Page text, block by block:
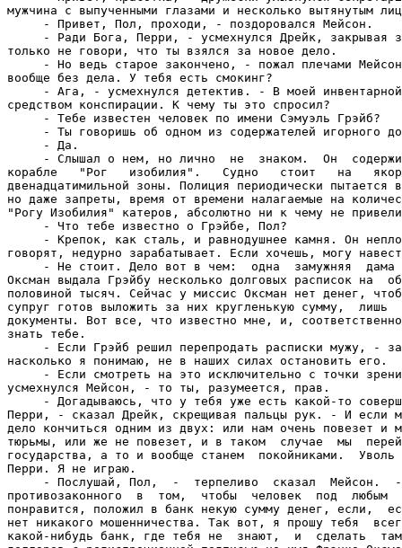
мужчина с выпученными глазами и несколько вытянутым
     - Привет, Пол, проходи, - поздоровался Мейсон.
- Ради Бога, Перри, - усмехнулся Дрейк, закрывая
только не говори, что ты взялся за новое дело.
- Но ведь старое закончено, - пожал плечами
вообще без дела. У тебя есть смокинг?
- Ага, - усмехнулся детектив. - В моей
средством конспирации. К чему ты это спросил?
     - Тебе известен человек по имени Сэмуэль Грэйб?
- Ты говоришь об одном из содержателей игорного
     - Да.
- Слышал о нем, но лично  не  знаком.  Он
корабле   "Рог   изобилия".   Судно   стоит   на
двенадцатимильной зоны. Полиция периодически
но даже запреты, время от времени налагаемые на
"Рогу Изобилия" катеров, абсолютно ни к чему не
     - Что тебе известно о Грэйбе, Пол?
- Крепок, как сталь, и равнодушнее камня. Он
говорят, недурно зарабатывает. Если хочешь, могу
- Не стоит. Дело вот в чем:  одна  замужняя  дама
Оксман выдала Грэйбу несколько долговых расписок на
половиной тысяч. Сейчас у миссис Оксман нет денег,
супруг готов выложить за них кругленькую сумму,  лишь
документы. Вот все, что известно мне, и,
знать тебе.
- Если Грэйб решил перепродать расписки мужу, -
насколько я понимаю, не в наших силах остановить его.
- Если смотреть на это исключительно с точки
усмехнулся Мейсон, - то ты, разумеется, прав.
- Догадываюсь, что у тебя уже есть какой-то
Перри, - сказал Дрейк, скрещивая пальцы рук. - И если
дело кончиться одним из двух: или нам очень повезет и
тюрьмы, или же не повезет, и в таком  случае  мы
государства, а то и вообще станем  покойниками.
Перри. Я не играю.
- Послушай, Пол,  -  терпеливо  сказал  Мейсон.
противозаконного  в  том,  чтобы  человек  под  любым
понравится, положил в банк некую сумму денег, если,
нет никакого мошенничества. Так вот, я прошу тебя
какой-нибудь банк, где тебя не  знают,  и  сделать